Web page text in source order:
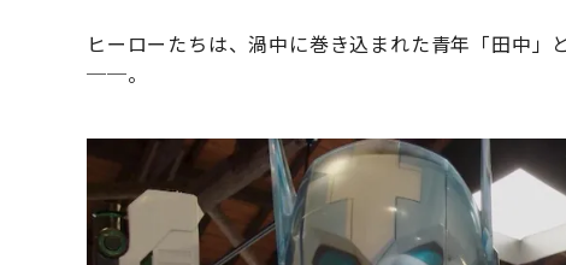
ヒーローたちは、渦中に巻き込まれた青年「田中
──。